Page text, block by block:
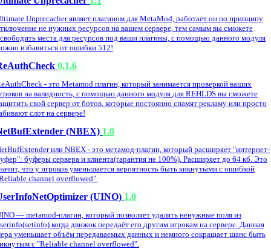
Unprecacher являет плагином для MetaMod, работает он по принципу
не нужных ресурсов на вашем сервере, тем самым вы сможете
места для ресурсов под ваши плагины, с помощью данного модуля
избавиться от ошибки 512!
0.1.6
- это Metamod плагин, который занимается проверкой ваших
на валидность, с помощью данного модуля для REHLDS вы сможете
свой сервер от ботов, которые постоянно спамят рекламу или просто
слот на сервере!
(NBEX) 1.0
или NBEX - это метамод-плагин, который расширяет "интернет-
буферы сервера и клиента(гарантия не 100%). Расширяет до 64 кб. Это
что у игроков уменьшается вероятность быть кикнутыми с ошибкой
channel overflowed".
(UINO) 1.0
— metamod-плагин, который позволяет удалять ненужные поля из
когда движок передаёт его другим игрокам на сервере. Данная
уменьшает объём передаваемых данных и немного сокращает шанс быть
с "Reliable channel overflowed".